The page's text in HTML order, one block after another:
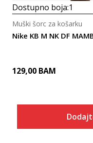
Dostupno boja:1
Nike KB M NK DF
Muški šorc za košarku
129,00 BAM